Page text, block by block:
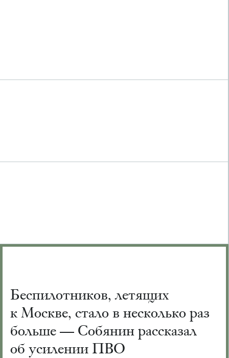
Беспилотников, летящих
к Москве, стало в несколько раз
больше — Собянин рассказал
об усилении ПВО